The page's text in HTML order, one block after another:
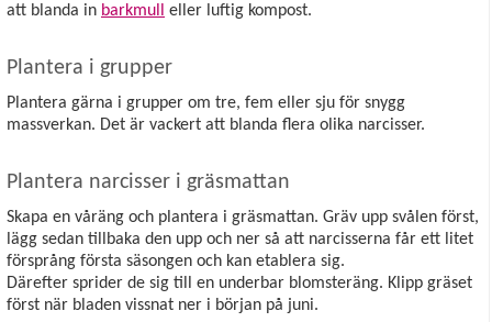
att blanda in barkmull eller luftig kompost.
Plantera i grupper
Plantera gärna i grupper om tre, fem eller sju för snygg
massverkan. Det är vackert att blanda flera olika narcisser.
Plantera narcisser i gräsmattan
Skapa en våräng och plantera i gräsmattan. Gräv upp svålen först,
lägg sedan tillbaka den upp och ner så att narcisserna får ett litet
försprång första säsongen och kan etablera sig.
Därefter sprider de sig till en underbar blomsteräng. Klipp gräset
först när bladen vissnat ner i början på juni.